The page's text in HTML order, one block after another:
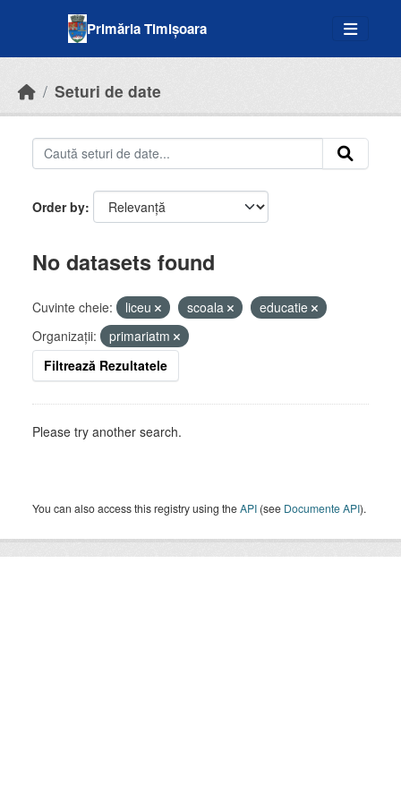
Primăria Timișoara
Seturi de date
Order by
No datasets found
Cuvinte cheie: liceu scoala
educatie
Organizații:
primariatm
Filtrează Rezultatele
Please try another search.
You can also access this registry using theAPI (see Documente API).